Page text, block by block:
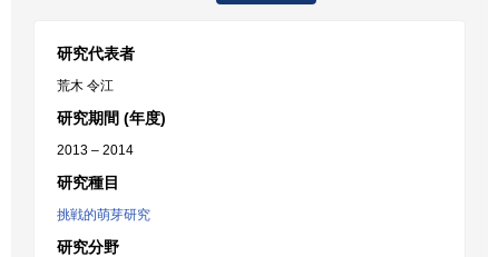
研究代表者
荒木 令江
研究期間 (年度)
2013 – 2014
研究種目
挑戦的萌芽研究
研究分野